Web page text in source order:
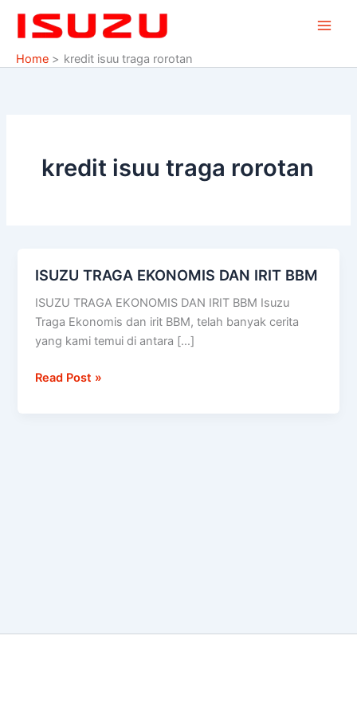
Home
kredit isuu traga rorotan
kredit isuu traga rorotan
ISUZU TRAGA EKONOMIS DAN IRIT BBM
ISUZU TRAGA EKONOMIS DAN IRIT BBM Isuzu
Traga Ekonomis dan irit BBM, telah banyak cerita
yang kami temui di antara […]
ISUZU
DAN
IRIT
BBM
Read Post »